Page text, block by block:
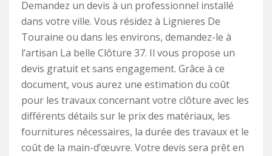
Demandez un devis à un professionnel installé
dans votre ville. Vous résidez à Lignieres De
Touraine ou dans les environs, demandez-le à
l’artisan La belle Clôture 37. Il vous propose un
devis gratuit et sans engagement. Grâce à ce
document, vous aurez une estimation du coût
pour les travaux concernant votre clôture avec les
différents détails sur le prix des matériaux, les
fournitures nécessaires, la durée des travaux et le
coût de la main-d’œuvre. Votre devis sera prêt en